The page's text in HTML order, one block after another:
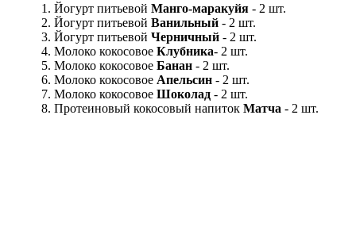
Йогурт питьевой Манго-маракуйя - 2 шт.
Йогурт питьевой Ванильный - 2 шт.
Йогурт питьевой Черничный - 2 шт.
Молоко кокосовое Клубника- 2 шт.
Молоко кокосовое Банан - 2 шт.
Молоко кокосовое Апельсин - 2 шт.
Молоко кокосовое Шоколад - 2 шт.
Протеиновый кокосовый напиток Матча - 2 шт.